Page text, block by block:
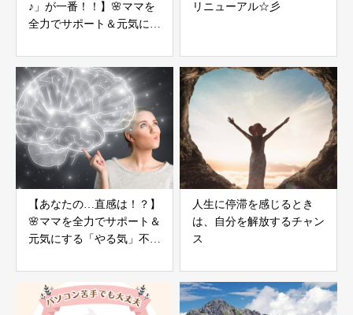
♪」が一番！！】🌸ママを
全力でサポート＆元気にす
ワーアップコーチング
リニューアル☆彡
【あなたの…直感は！？】
🌸ママを全力でサポート＆
元気にする「やる気」不要
ング
人生に停滞を感じるとき
は、自分を解放するチャン
ス